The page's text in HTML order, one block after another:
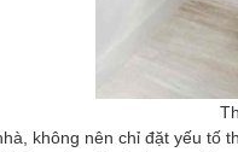
không nên chỉ đặt yếu